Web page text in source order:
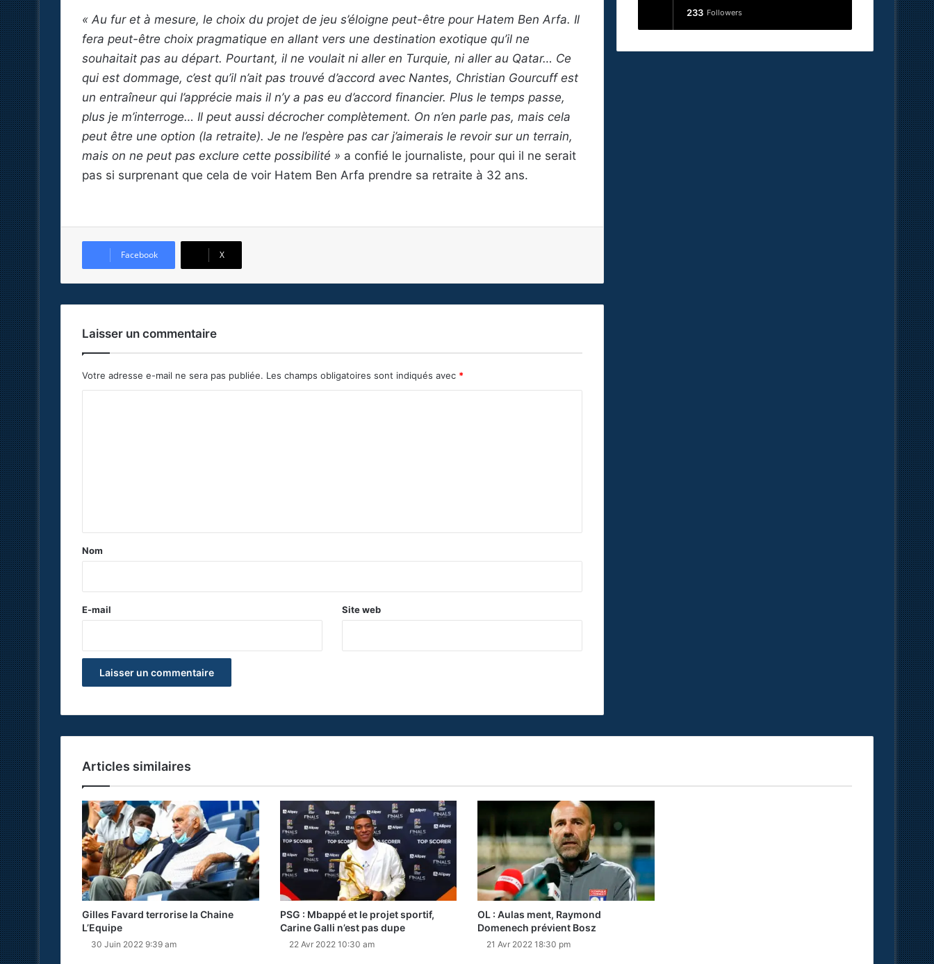
« Au fur et à mesure, le choix du projet de jeu s’éloigne peut-être pour Hatem Ben Arfa. Il
fera peut-être choix pragmatique en allant vers une destination exotique qu’il ne
souhaitait pas au départ. Pourtant, il ne voulait ni aller en Turquie, ni aller au Qatar… Ce
qui est dommage, c’est qu’il n’ait pas trouvé d’accord avec Nantes, Christian Gourcuff est
un entraîneur qui l’apprécie mais il n’y a pas eu d’accord financier. Plus le temps passe,
plus je m’interroge… Il peut aussi décrocher complètement. On n’en parle pas, mais cela
peut être une option (la retraite). Je ne l’espère pas car j’aimerais le revoir sur un terrain,
mais on ne peut pas exclure cette possibilité » a confié le journaliste, pour qui il ne serait
pas si surprenant que cela de voir Hatem Ben Arfa prendre sa retraite à 32 ans.
Facebook X
Laisser un commentaire
Votre adresse e-mail ne sera pas publiée. Les champs obligatoires sont indiqués avec *
a
e
Nom
E-mail Site web
233 Followers
Articles similaires
Gilles Favard terrorise la Chaine
L’Equipe
30 Juin 2022 9:39 am
PSG : Mbappé et le projet sportif,
Carine Galli n’est pas dupe
22 Avr 2022 10:30 am
OL : Aulas ment, Raymond
Domenech prévient Bosz
21 Avr 2022 18:30 pm